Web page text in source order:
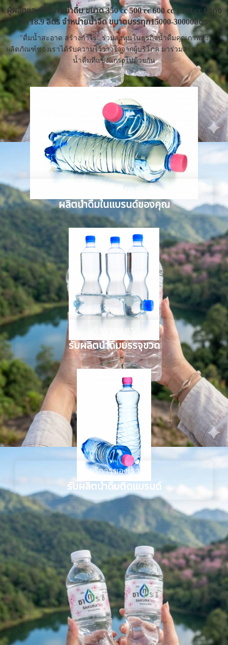
ผู้ผลิตและจำหน่ายน้ำดื่ม ขนาด 350 cc 500 cc 600 cc 1500 cc น้ำถัง
ใส 18.9 ลิตร จำหน่ายน้ำจืด ขนาดบรรทุก15000-30000ลิตร
"ดื่มน้ำสะอาด สร้างกำไร" ร่วมลงทุนในธุรกิจน้ำดื่มคุณภาพสูง
ผลิตภัณฑ์ของเราได้รับความไว้วางใจจากผู้บริโภค มาร่วมสร้างแบรนด์
น้ำดื่มที่แข็งแกร่งไปด้วยกัน
บริการของเรา
ผลิตน้ำดื่มในแบรนด์ของคุณ
บริการของเรา
รับผลิตน้ำดื่มบรรจุขวด
บริการของเรา
รับผลิตน้ำดื่มติดแบรนด์